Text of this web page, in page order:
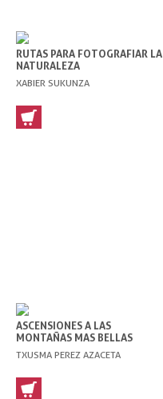
RUTAS PARA FOTOGRAFIAR LA
NATURALEZA
XABIER SUKUNZA
ASCENSIONES A LAS
MONTAÑAS MAS BELLAS
TXUSMA PEREZ AZACETA